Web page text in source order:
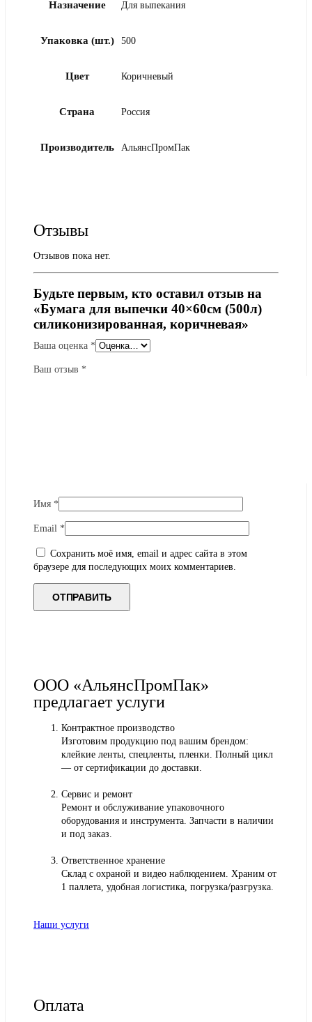
Назначение Для выпекания
Упаковка (шт.) 500
Цвет Коричневый
Страна Россия
Производитель АльянсПромПак
Отзывы
Отзывов пока нет.
Будьте первым, кто оставил отзыв на
«Бумага для выпечки 40×60см (500л)
силиконизированная, коричневая»
Ваша оценка *
Ваш отзыв *
Имя *
Email *
Сохранить моё имя, email и адрес сайта в этом
браузере для последующих моих комментариев.
ООО «АльянсПромПак»
предлагает услуги
Контрактное производство
Изготовим продукцию под вашим брендом:
клейкие ленты, спецленты, пленки. Полный цикл
— от сертификации до доставки.
Сервис и ремонт
Ремонт и обслуживание упаковочного
оборудования и инструмента. Запчасти в наличии
и под заказ.
Ответственное хранение
Склад с охраной и видео наблюдением. Храним от
1 паллета, удобная логистика, погрузка/разгрузка.
Наши услуги
Оплата